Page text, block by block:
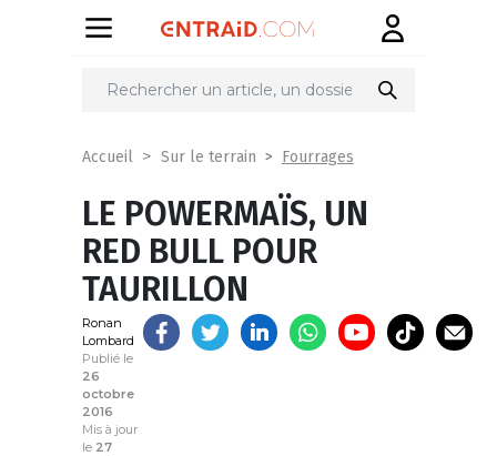
Partager
Accueil Sur le terrain Fourrages
LE POWERMAÏS, UN
RED BULL POUR
TAURILLON
Ronan
Lombard
Publié le
26
octobre
2016
Mis à jour
le 27